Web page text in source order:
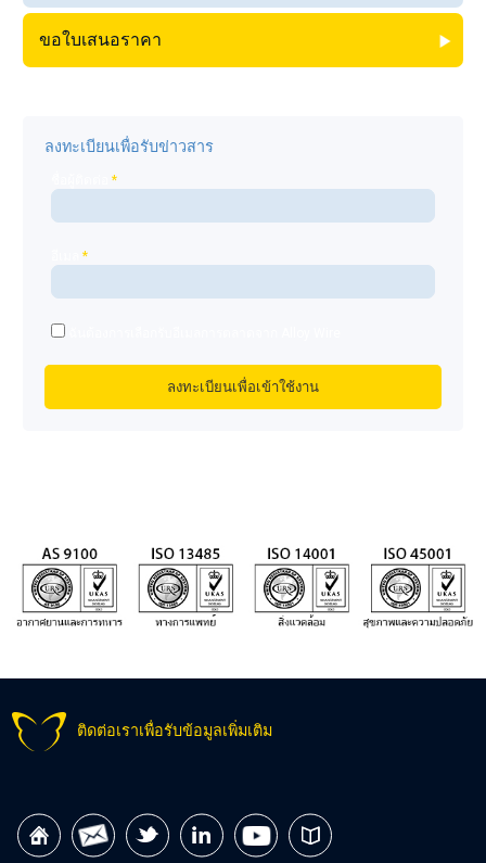
ขอใบเสนอราคา
ลงทะเบียนเพื่อรับข่าวสาร
ชื่อผู้ติดต่อ*
อีเมล*
ติดต่อเราเพื่อรับข้อมูลเพิ่มเติม